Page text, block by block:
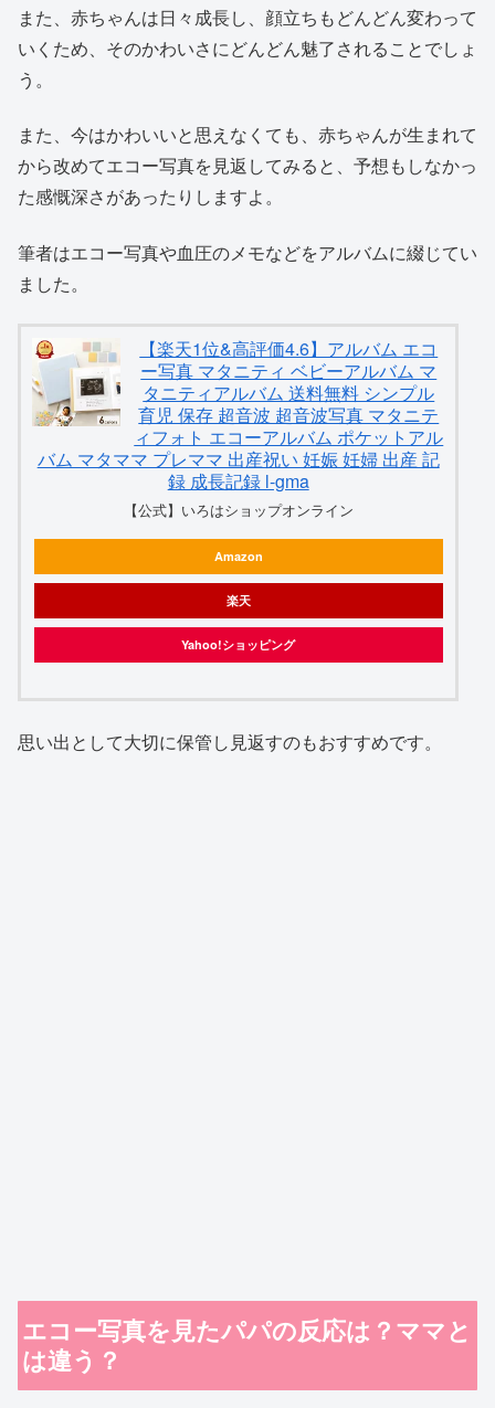
また、赤ちゃんは日々成長し、顔立ちもどんどん変わって
いくため、そのかわいさにどんどん魅了されることでしょ
う。
また、今はかわいいと思えなくても、赤ちゃんが生まれて
から改めてエコー写真を見返してみると、予想もしなかっ
た感慨深さがあったりしますよ。
筆者はエコー写真や血圧のメモなどをアルバムに綴じてい
ました。
【楽天1位&高評価4.6】アルバム エコ
ー写真 マタニティ ベビーアルバム マ
タニティアルバム 送料無料 シンプル
育児 保存 超音波 超音波写真 マタニテ
ィフォト エコーアルバム ポケットアル
バム マタママ プレママ 出産祝い 妊娠 妊婦 出産 記
録 成長記録 l-gma
【公式】いろはショップオンライン
Amazon
楽天
Yahoo!ショッピング
思い出として大切に保管し見返すのもおすすめです。
エコー写真を見たパパの反応は？ママと
は違う？